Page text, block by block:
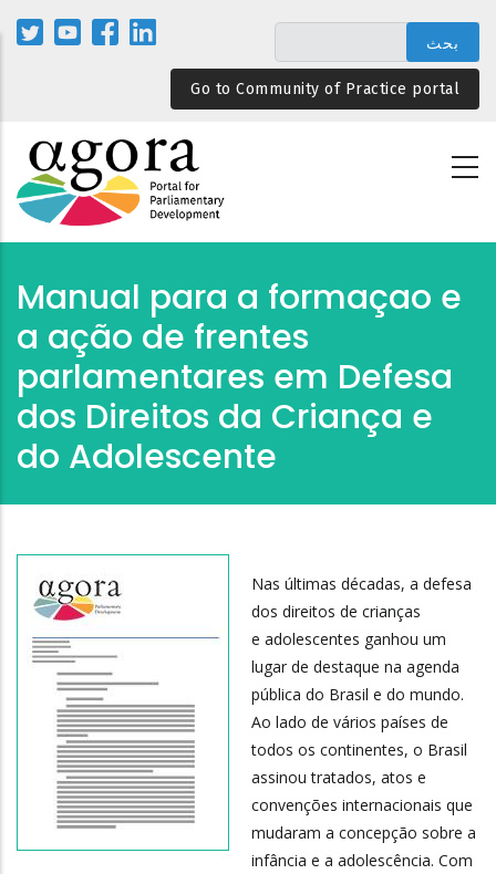
المحتوى
الرئيسيGo to Community of Practice portal
Manual para a formaçao e
a ação de frentes
parlamentares em Defesa
dos Direitos da Criança e
do Adolescente
Nas últimas décadas, a defesa
dos direitos de crianças
e adolescentes ganhou um
lugar de destaque na agenda
pública do Brasil e do mundo.
Ao lado de vários países de
todos os continentes, o Brasil
assinou tratados, atos e
convenções internacionais que
mudaram a concepção sobre a
infância e a adolescência. Com